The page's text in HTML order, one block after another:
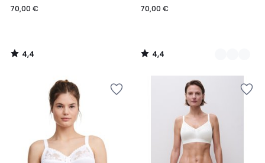
70,00 €
4,4
/
70,00 €
4,4
/